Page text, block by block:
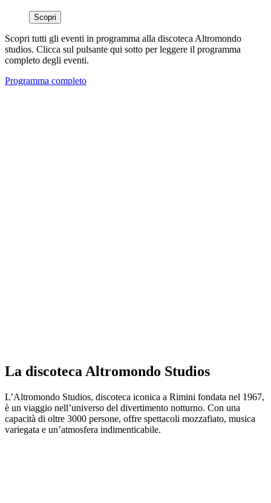
Scopri
Scopri tutti gli eventi in programma alla discoteca Altromondo
studios. Clicca sul pulsante qui sotto per leggere il programma
completo degli eventi.
Programma completo
La discoteca Altromondo Studios
L’Altromondo Studios, discoteca iconica a Rimini fondata nel 1967,
è un viaggio nell’universo del divertimento notturno. Con una
capacità di oltre 3000 persone, offre spettacoli mozzafiato, musica
variegata e un’atmosfera indimenticabile.